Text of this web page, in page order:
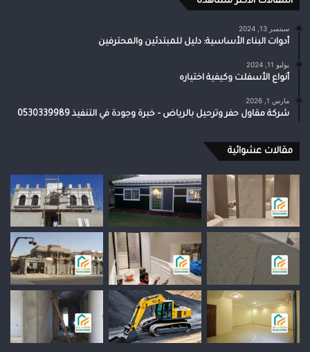
سبتمبر 13, 2024
أدوات البناء الأساسية: دليل للمبتدئين والمحترفين
يوليو 11, 2024
أنواع الأسفلت وكيفية اختياره
مارس 1, 2026
شركة مقاول حفر وترحيل بالرياض – خبرة وجودة في التنفيذ 0530339989
مقالات عشوائية